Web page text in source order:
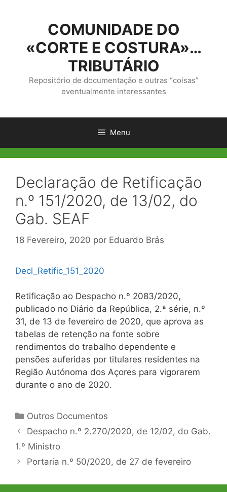
conteúdo
COMUNIDADE DO
«CORTE E COSTURA»…
TRIBUTÁRIO
Repositório de documentação e outras “coisas”
eventualmente interessantes
Menu
Declaração de Retificação
n.º 151/2020, de 13/02, do
Gab. SEAF
18 Fevereiro, 2020 por Eduardo Brás
Decl_Retific_151_2020
Retificação ao Despacho n.º 2083/2020,
publicado no Diário da República, 2.ª série, n.º
31, de 13 de fevereiro de 2020, que aprova as
tabelas de retenção na fonte sobre
rendimentos do trabalho dependente e
pensões auferidas por titulares residentes na
Região Autónoma dos Açores para vigorarem
durante o ano de 2020.
Categorias
Outros Documentos
Navegação
de
Despacho n.º 2.270/2020, de 12/02, do Gab.
1.º Ministro
Portaria n.º 50/2020, de 27 de fevereiro